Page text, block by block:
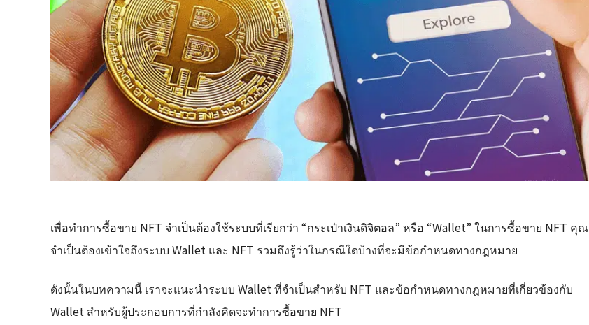
เพื่อทำการซื้อขาย NFT จำเป็นต้องใช้ระบบที่เรียกว่า “กระเป๋าเงินดิจิตอล” หรือ “Wallet” ในการซื้อขาย NFT คุณ
จำเป็นต้องเข้าใจถึงระบบ Wallet และ NFT รวมถึงรู้ว่าในกรณีใดบ้างที่จะมีข้อกำหนดทางกฎหมาย
ดังนั้นในบทความนี้ เราจะแนะนำระบบ Wallet ที่จำเป็นสำหรับ NFT และข้อกำหนดทางกฎหมายที่เกี่ยวข้องกับ
Wallet สำหรับผู้ประกอบการที่กำลังคิดจะทำการซื้อขาย NFT